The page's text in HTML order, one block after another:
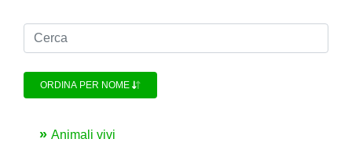
ORDINA PER NOME
Animali vivi